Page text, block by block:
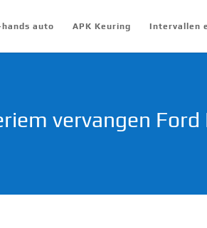
auto APK Keuring Intervallen
vervangen Ford